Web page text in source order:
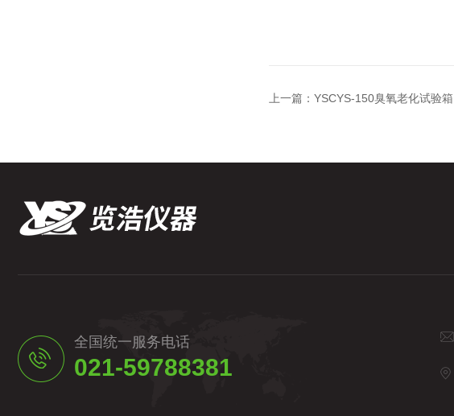
上一篇： YSCYS-150臭氧老化试验箱
全国统一服务电话
021-59788381